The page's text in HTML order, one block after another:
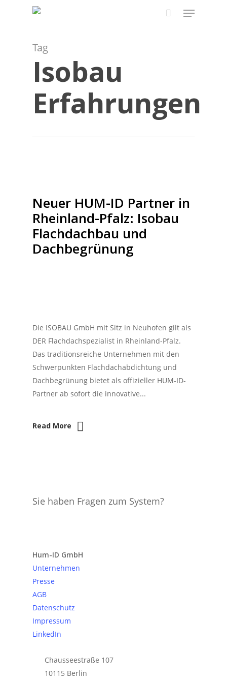
Menu
Tag
Isobau
Erfahrungen
Neuer HUM-ID Partner in
Rheinland-Pfalz: Isobau
Flachdachbau und
Dachbegrünung
Die ISOBAU GmbH mit Sitz in Neuhofen gilt als
DER Flachdachspezialist in Rheinland-Pfalz.
Das traditionsreiche Unternehmen mit den
Schwerpunkten Flachdachabdichtung und
Dachbegrünung bietet als offizieller HUM-ID-
Partner ab sofort die innovative...
Read More
Sie haben Fragen zum System?
Hum-ID GmbH
Unternehmen
Presse
AGB
Datenschutz
Impressum
LinkedIn
Chausseestraße 107
10115 Berlin